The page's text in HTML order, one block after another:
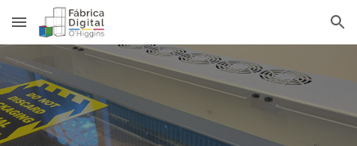
Skip to main content Skip to navigation